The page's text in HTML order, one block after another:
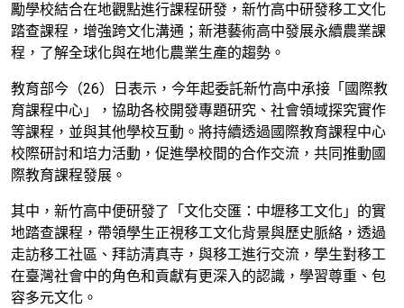
勵學校結合在地觀點進行課程研發， 新竹高中研發移工文化
踏查課程，增強跨文化溝通；新港藝術高中發展永續農業課
程，了解全球化與在地化農業生產的趨勢。
教育部今（26）日表示，今年起委託新竹高中承接「國際教
育課程中心」，協助各校開發專題研究、社會領域探究實作
等課程，並與其他學校互動。將持續透過國際教育課程中心
校際研討和培力活動，促進學校間的合作交流，共同推動國
際教育課程發展。
其中，新竹高中便研發了「文化交匯：中壢移工文化」的實
地踏查課程，帶領學生正視移工文化背景與歷史脈絡，透過
走訪移工社區、拜訪清真寺，與移工進行交流，學生對移工
在臺灣社會中的角色和貢獻有更深入的認識，學習尊重、包
容多元文化。